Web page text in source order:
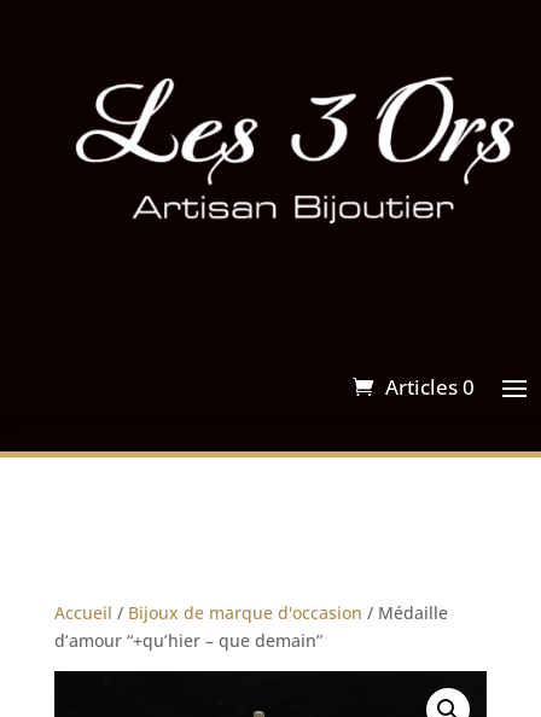
Articles 0
Accueil / Bijoux de marque d'occasion / Médaille
d’amour “+qu’hier – que demain”